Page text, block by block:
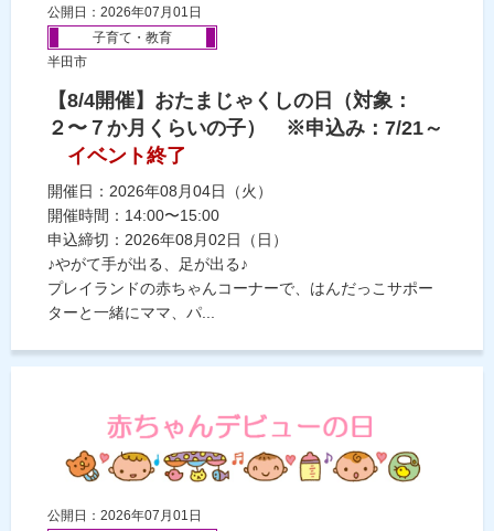
公開日：2026年07月01日
子育て・教育
半田市
【8/4開催】おたまじゃくしの日（対象：
２〜７か月くらいの子） ※申込み：7/21～
イベント終了
開催日：2026年08月04日（火）
開催時間：14:00〜15:00
申込締切：2026年08月02日（日）
♪やがて手が出る、足が出る♪
プレイランドの赤ちゃんコーナーで、はんだっこサポー
ターと一緒にママ、パ...
公開日：2026年07月01日